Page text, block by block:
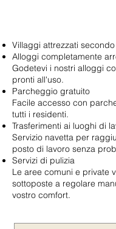
Villaggi attrezzati
Alloggi completamente
Godetevi i nostri alloggi
pronti all'uso.
Parcheggio gratuito
Facile accesso con
tutti i residenti.
Trasferimenti ai luoghi di
Servizio navetta per
posto di lavoro senza
Servizi di pulizia
Le aree comuni e private
sottoposte a regolare
vostro comfort.